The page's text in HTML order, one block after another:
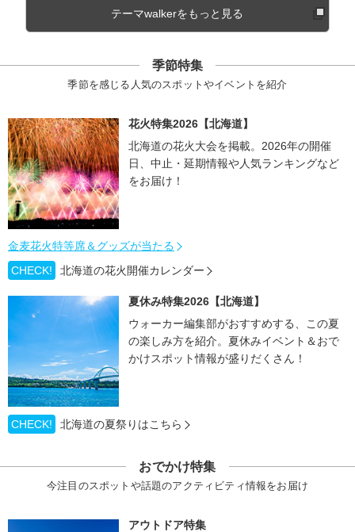
テーマwalkerをもっと見る
季節特集
季節を感じる人気のスポットやイベントを紹介
花火特集2026【北海道】
北海道の花火大会を掲載。2026年の開催
日、中止・延期情報や人気ランキングなど
をお届け！
金麦花火特等席＆グッズが当たる
CHECK!
北海道の花火開催カレンダー
夏休み特集2026【北海道】
ウォーカー編集部がおすすめする、この夏
の楽しみ方を紹介。夏休みイベント＆おで
かけスポット情報が盛りだくさん！
CHECK! 北海道の夏祭りはこちら
おでかけ特集
今注目のスポットや話題のアクティビティ情報をお届け
アウトドア特集